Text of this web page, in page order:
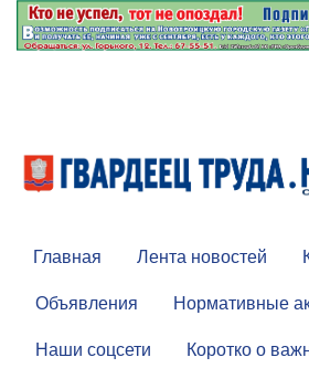
Главная Лента новостей
Объявления
Нормативные
Наши соцсети
Коротко о